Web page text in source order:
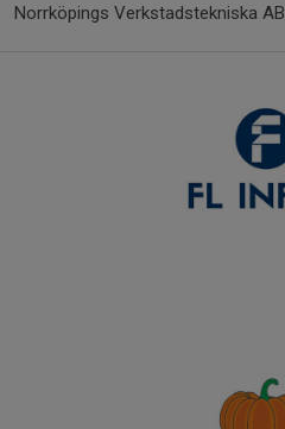
Norrköpings Verkstadstekniska AB